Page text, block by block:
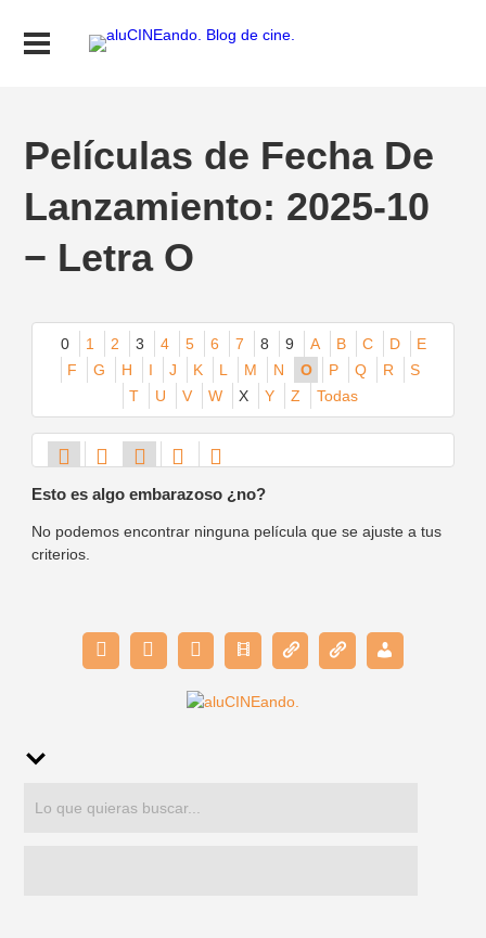
Películas de Fecha De
Lanzamiento: 2025-10
− Letra O
0 1 2 3 4 5 6 7 8 9 A B C D
E
F
G H I J K L M N O P Q R
S
T
U V W X Y Z Todas
Esto es algo embarazoso ¿no?
No podemos encontrar ninguna película que se ajuste a tus
criterios.